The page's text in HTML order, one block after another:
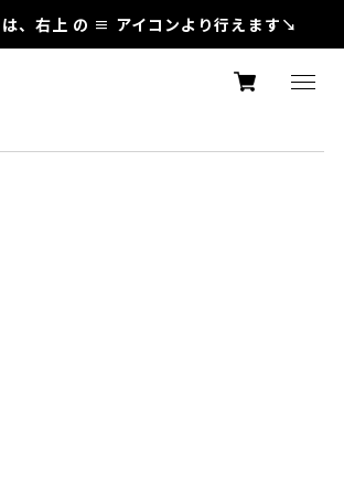
、右上 の ≡ アイコンより行えます↘